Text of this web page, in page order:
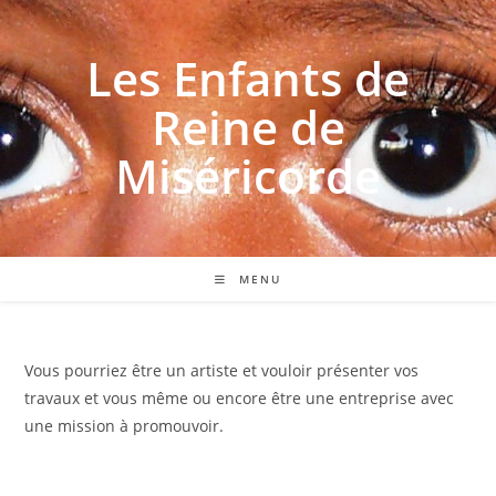
Les Enfants de
Reine de
Miséricorde
MENU
Vous pourriez être un artiste et vouloir présenter vos
travaux et vous même ou encore être une entreprise avec
une mission à promouvoir.